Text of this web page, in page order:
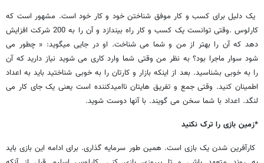
یک دلیل برای کسب و کار موفق شناختن خود و کار خود است. مشهور است که
کارلوس .وقتی توانست یک کسب و کار راه بیندازد و آن را به 200 شرکت افزایش
دهد که آن را بهتر از من و شما می شناخت. او در جایی میگوید: « چطور می
شود سوار ماجرا بود؟ به نظر من وقتی شما وارد کاری می شوید نیاز دارید که آن
را به خوبی بشناسید. بعد از اینکه بازار و کارتان را به خوبی شناختید باید به اعداد
اطمینان کنید. وقتی جمع و تفریق هایتان ناامیدکننده است یعنی یک جای کار می
لنگد. اعداد با شما سخن می گویند. با آنها دوست شوید.
*زمین بازی را ترک نکنید
کارآفرین شدن یک بازی است. همین طور سرمایه گذاری. برای ادامه این بازی باید